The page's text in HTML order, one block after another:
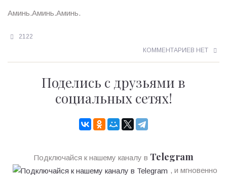
Аминь.Аминь.Аминь.
2122
КОММЕНТАРИЕВ НЕТ
Поделись с друзьями в
социальных сетях!
Подключайся к нашему каналу в Telegram
, и мгновенно